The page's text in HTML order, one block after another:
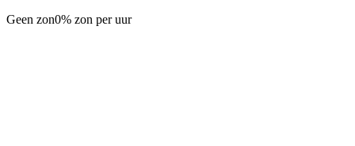
Geen zon0% zon per uur